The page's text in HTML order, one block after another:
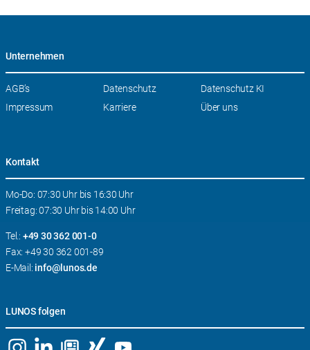
Unternehmen
Navigation
AGB’s Datenschutz
Datenschutz KI
Impressum
Karriere Über uns
Kontakt
Mo-Do: 07:30 Uhr bis 16:30 Uhr
Freitag: 07:30 Uhr bis 14:00 Uhr
Tel.: +49 30 362 001-0
Fax: +49 30 362 001-89
E-Mail: info@lunos.de
LUNOS folgen